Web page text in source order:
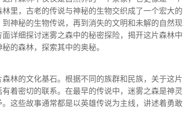
里，古老的传说与神秘的生物交织成了一个宏大的
神秘的生物传说，再到消失的文明和未解的自然现
详细探讨迷雾之森中的秘密探险，揭开这片森林中
的森林，探索其中的奥秘。
林的文化基石。根据不同的族群和民族，关于这片
着密切的联系。在最早的传说中，迷雾之森是神灵
这些故事通常都是以英雄传说为主线，讲述着勇敢